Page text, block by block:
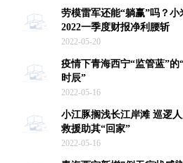
劳模雷军还能“躺赢”吗？小
2022一季度财报净利腰斩
2022-05-20
疫情下青海西宁“监管蓝”的
时辰”
2022-05-16
小江豚搁浅长江岸滩 巡逻
救援助其“回家”
2022-05-16